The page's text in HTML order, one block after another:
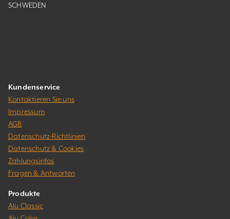
SCHWEDEN
Kundenservice
Kontaktieren Sie uns
Impressum
AGB
Datenschutz-Richtlinien
Datenschutz & Cookies
Zahlungsinfos
Fragen & Antworten
Produkte
Alu Classic